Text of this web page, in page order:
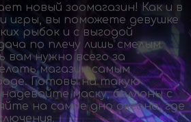
новый зоомагазин! Как и в
игры, вы поможете девушке
рыбок и с выгодой
по плечу лишь смелым
вам нужно всего за
магазин самым
Готовы на такую
маску, баллоны с
на самое дно океана, где